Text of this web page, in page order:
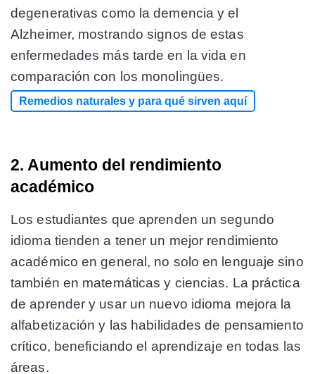
degenerativas como la demencia y el
Alzheimer, mostrando signos de estas
enfermedades más tarde en la vida en
comparación con los monolingües​​​​.
Remedios naturales y para qué sirven aquí
2. Aumento del rendimiento
académico
Los estudiantes que aprenden un segundo
idioma tienden a tener un mejor rendimiento
académico en general, no solo en lenguaje sino
también en matemáticas y ciencias. La práctica
de aprender y usar un nuevo idioma mejora la
alfabetización y las habilidades de pensamiento
crítico, beneficiando el aprendizaje en todas las
áreas​​.